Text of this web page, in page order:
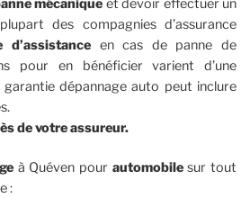
mécanique et devoir effectuer un
des compagnies d’assurance
d’assistanceen cas de panne de
pour en bénéficier varient d’une
garantie dépannage auto peut inclure
de votre assureur.
à Quéven pour automobilesur tout
: